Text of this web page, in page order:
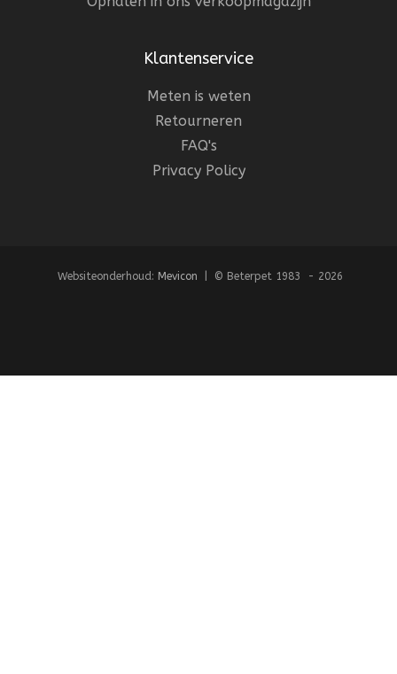
Klantenservice
Meten is weten
Retourneren
FAQ's
Privacy Policy
Websiteonderhoud: Mevicon | © Beterpet 1983 - 2026